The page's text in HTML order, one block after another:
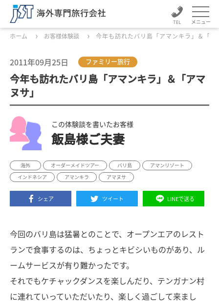
メニュー
ホーム お客様体験談 今年も訪れたバリ島「アマンキラ」＆「ア
2011年09月25日 ファミリー旅行
今年も訪れたバリ島「アマンキラ」＆「アマ
ヌサ」
この体験談を書いたお客様
飯島様ご夫妻
海外 オーダーメイドツアー バリ島
アマンリゾート
インドネシア
アマンキラ アマヌサ
シェア ツイート LINEで送る
今回のバリ島は猛暑とのことで、オープンエアのレスト
ランで食事するのは、ちょっとキビシいものがあり、ル
ームサービスが有り難かったです。
それでもケチャックダンスを楽しんだり、テンガナン村
に連れていっていただいたり、楽しく過ごして来まし